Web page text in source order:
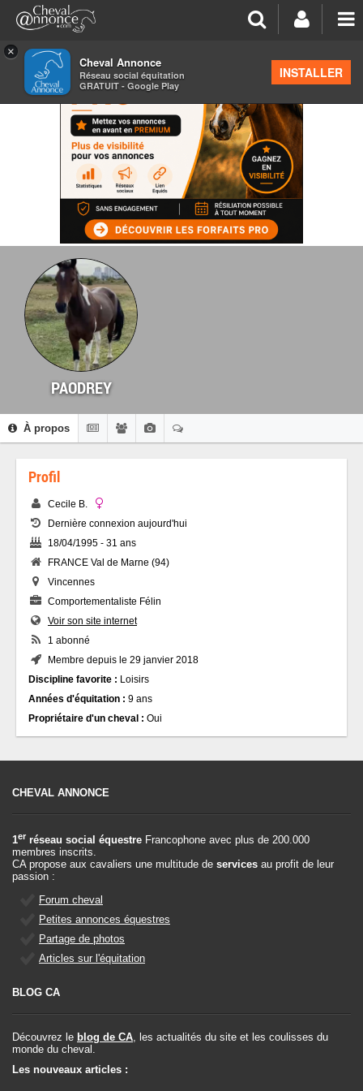
×
Cheval Annonce
Réseau social équitation
GRATUIT - Google Play
INSTALLER
PAODREY
À propos
Profil
Cecile B.
Dernière connexion aujourd'hui
18/04/1995 - 31 ans
FRANCE Val de Marne (94)
Vincennes
Comportementaliste Félin
Voir son site internet
1 abonné
Membre depuis le 29 janvier 2018
Discipline favorite : Loisirs
Années d'équitation : 9 ans
Propriétaire d'un cheval : Oui
CHEVAL ANNONCE
1er réseau social équestre Francophone avec plus de 200.000
membres inscrits.
CA propose aux cavaliers une multitude de services au profit de leur
passion :
Forum cheval
Petites annonces équestres
Partage de photos
Articles sur l'équitation
BLOG CA
Découvrez le blog de CA, les actualités du site et les coulisses du
monde du cheval.
Les nouveaux articles :